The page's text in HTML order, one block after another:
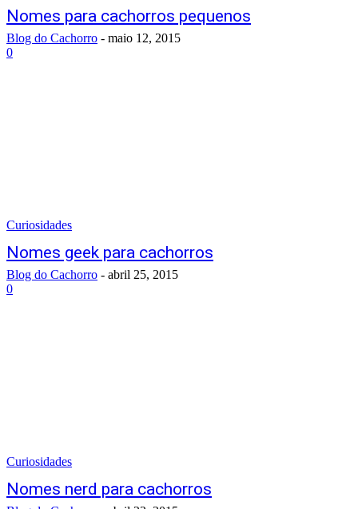
Nomes para cachorros pequenos
Blog do Cachorro - maio 12, 2015
0
Curiosidades
Nomes geek para cachorros
Blog do Cachorro - abril 25, 2015
0
Curiosidades
Nomes nerd para cachorros